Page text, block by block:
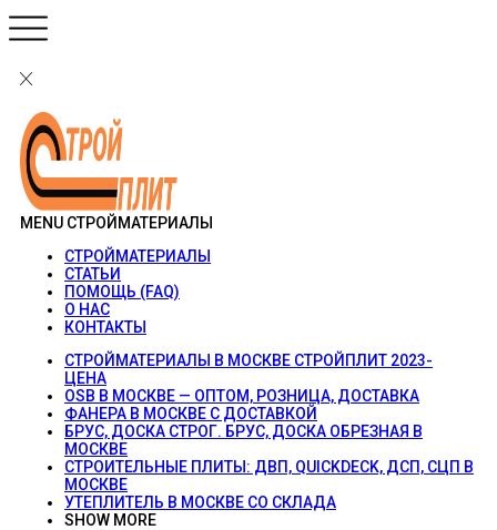
MENU СТРОЙМАТЕРИАЛЫ
СТРОЙМАТЕРИАЛЫ
СТАТЬИ
ПОМОЩЬ (FAQ)
О НАС
КОНТАКТЫ
СТРОЙМАТЕРИАЛЫ В МОСКВЕ СТРОЙПЛИТ 2023-
ЦЕНА
OSB В МОСКВЕ — ОПТОМ, РОЗНИЦА, ДОСТАВКА
ФАНЕРА В МОСКВЕ С ДОСТАВКОЙ
БРУС, ДОСКА СТРОГ. БРУС, ДОСКА ОБРЕЗНАЯ В
МОСКВЕ
СТРОИТЕЛЬНЫЕ ПЛИТЫ: ДВП, QUICKDECK, ДСП, СЦП В
МОСКВЕ
УТЕПЛИТЕЛЬ В МОСКВЕ СО СКЛАДА
SHOW MORE